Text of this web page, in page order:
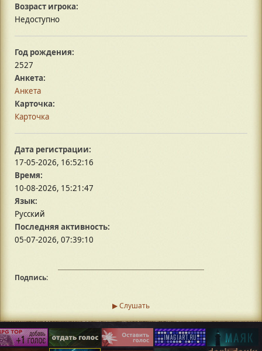
Возраст игрока:
Недоступно
Год рождения:
2527
Анкета:
Анкета
Карточка:
Карточка
Дата регистрации:
17-05-2026, 16:52:16
Время:
10-08-2026, 15:21:47
Язык:
Русский
Последняя активность:
05-07-2026, 07:39:10
Подпись:
▶ Слушать